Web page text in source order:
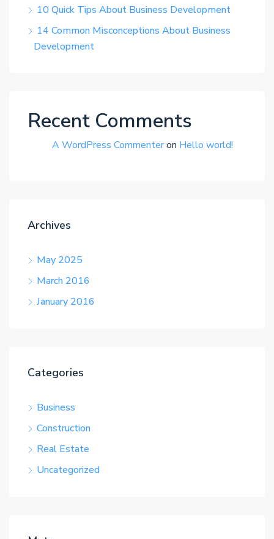
10 Quick Tips About Business Development
14 Common Misconceptions About Business
Development
Recent Comments
A WordPress Commenteron Hello world!
Archives
May 2025
March 2016
January 2016
Categories
Business
Construction
Real Estate
Uncategorized